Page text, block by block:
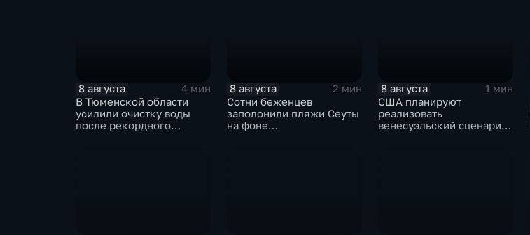
8 августа
4 мин
В Тюменской области
усилили очистку воды
после рекордного
8 августа
2 мин
Сотни беженцев
заполонили пляжи Сеуты
на фоне
8 августа
1 мин
США планируют
реализовать
венесуэльский сценарий